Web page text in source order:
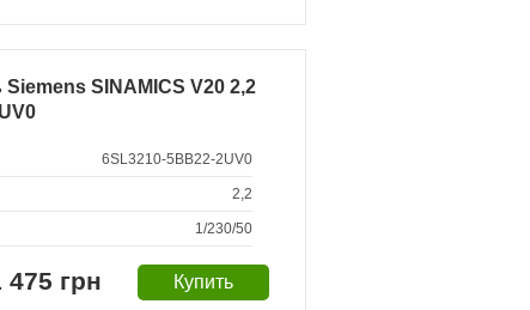
SINAMICS V20 2,2
6SL3210-5BB22-2UV0
2,2
1/230/50
475 грн